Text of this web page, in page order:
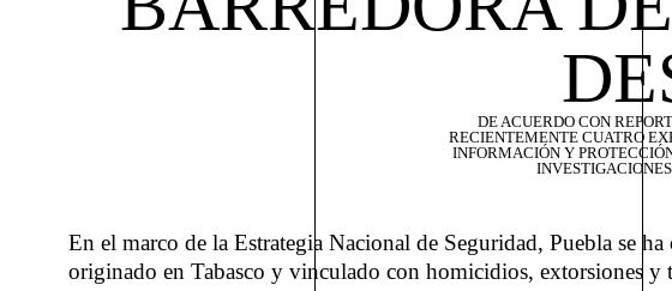
DE ACUERDO CON
RECIENTEMENTE CUATRO
INFORMACIÓN Y
En el marco de la Estrategia Nacional de Seguridad, Puebla se
originado en Tabasco y vinculado con homicidios, extorsiones y